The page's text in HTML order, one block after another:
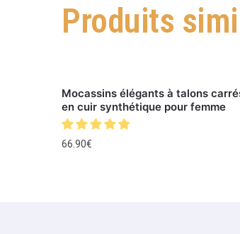
Produits
Mocassins élégants à talons
en cuir synthétique pour femme
66.90€